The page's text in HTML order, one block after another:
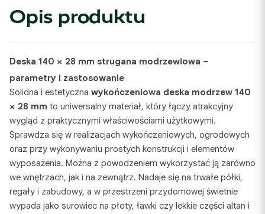
Opis produktu
Deska 140 × 28 mm strugana modrzewiowa –
parametry i zastosowanie
Solidna i estetyczna wykończeniowa deska modrzew 140
× 28 mm to uniwersalny materiał, który łączy atrakcyjny
wygląd z praktycznymi właściwościami użytkowymi.
Sprawdza się w realizacjach wykończeniowych, ogrodowych
oraz przy wykonywaniu prostych konstrukcji i elementów
wyposażenia. Można z powodzeniem wykorzystać ją zarówno
we wnętrzach, jak i na zewnątrz. Nadaje się na trwałe półki,
regały i zabudowy, a w przestrzeni przydomowej świetnie
wypada jako surowiec na płoty, ławki czy lekkie części altan i